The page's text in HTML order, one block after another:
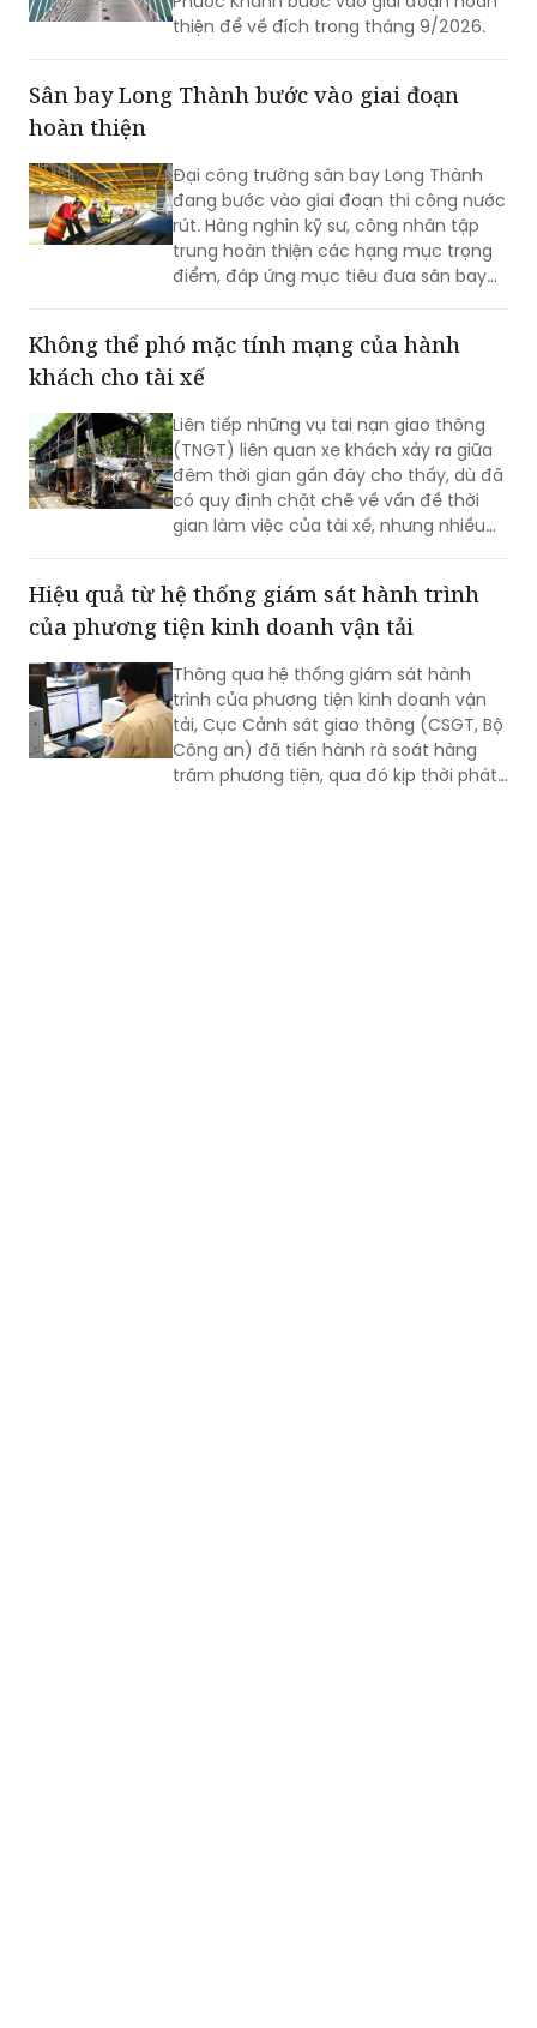
thiện để về đích trong tháng 9/2026.
Sân bay Long Thành bước vào giai đoạn
hoàn thiện
Đại công trường sân bay Long Thành
đang bước vào giai đoạn thi công nước
rút. Hàng nghìn kỹ sư, công nhân tập
trung hoàn thiện các hạng mục trọng
điểm, đáp ứng mục tiêu đưa sân bay
Không thể phó mặc tính mạng của hành
khách cho tài xế
Liên tiếp những vụ tai nạn giao thông
(TNGT) liên quan xe khách xảy ra giữa
đêm thời gian gần đây cho thấy, dù đã
có quy định chặt chẽ về vấn đề thời
gian làm việc của tài xế, nhưng nhiều
thảm khốc.
Hiệu quả từ hệ thống giám sát hành trình
của phương tiện kinh doanh vận tải
Thông qua hệ thống giám sát hành
trình của phương tiện kinh doanh vận
tải, Cục Cảnh sát giao thông (CSGT, Bộ
Công an) đã tiến hành rà soát hàng
trăm phương tiện, qua đó kịp thời phát